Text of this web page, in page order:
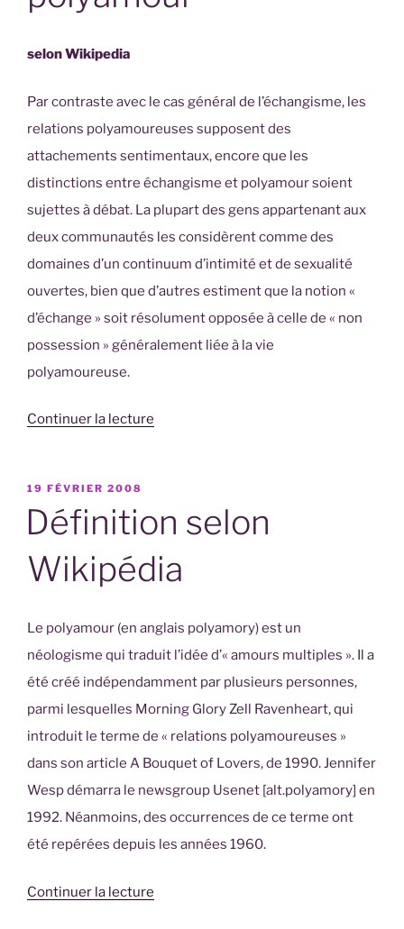
selon Wikipedia
Par contraste avec le cas général de l’échangisme, les
relations polyamoureuses supposent des
attachements sentimentaux, encore que les
distinctions entre échangisme et polyamour soient
sujettes à débat. La plupart des gens appartenant aux
deux communautés les considèrent comme des
domaines d’un continuum d’intimité et de sexualité
ouvertes, bien que d’autres estiment que la notion «
d’échange » soit résolument opposée à celle de « non
possession » généralement liée à la vie
polyamoureuse.
Continuer la lecture
polyamour »
PUBLIÉ
19 FÉVRIER 2008
Définition selon
Wikipédia
Le polyamour (en anglais polyamory) est un
néologisme qui traduit l’idée d’« amours multiples ». Il a
été créé indépendamment par plusieurs personnes,
parmi lesquelles Morning Glory Zell Ravenheart, qui
introduit le terme de « relations polyamoureuses »
dans son article A Bouquet of Lovers, de 1990. Jennifer
Wesp démarra le newsgroup Usenet [alt.polyamory] en
1992. Néanmoins, des occurrences de ce terme ont
été repérées depuis les années 1960.
Continuer la lecture